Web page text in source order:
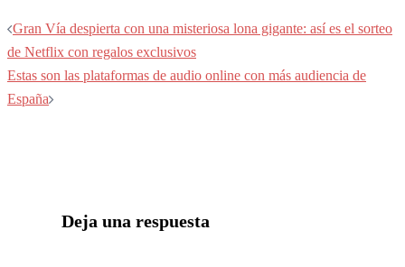
Navegación
de
entradas
Gran Vía despierta con una misteriosa lona gigante: así es el sorteo
de Netflix con regalos exclusivos
Estas son las plataformas de audio online con más audiencia de
España
Deja una respuesta